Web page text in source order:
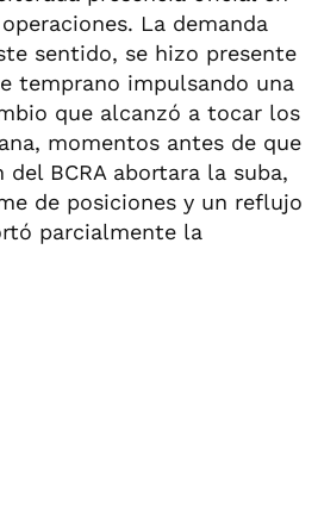
La demanda
sentido, se hizo presente
temprano impulsando una
que alcanzó a tocar los
momentos antes de que
del BCRA abortara la suba,
de posiciones y un reflujo
parcialmente la